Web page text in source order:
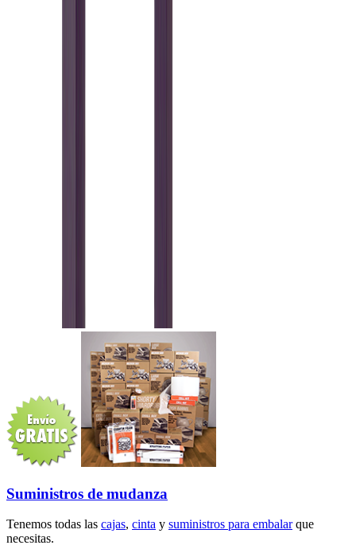
Suministros de mudanza
Tenemos todas las cajas, cinta y suministros para embalarque
necesitas.